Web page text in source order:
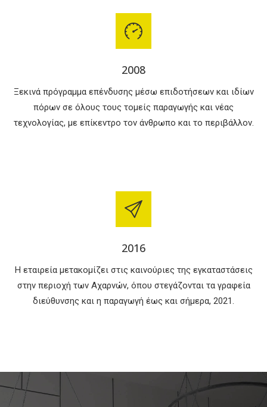
2008
Ξεκινά πρόγραμμα επένδυσης μέσω επιδοτήσεων και ιδίων
πόρων σε όλους τους τομείς παραγωγής και νέας
τεχνολογίας, με επίκεντρο τον άνθρωπο και το περιβάλλον.
2016
Η εταιρεία μετακομίζει στις καινούριες της εγκαταστάσεις
στην περιοχή των Αχαρνών, όπου στεγάζονται τα γραφεία
διεύθυνσης και η παραγωγή έως και σήμερα, 2021.